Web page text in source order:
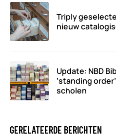
Triply
nieuw
Update: NBD
‘standing
scholen
GERELATEERDE BERICHTEN